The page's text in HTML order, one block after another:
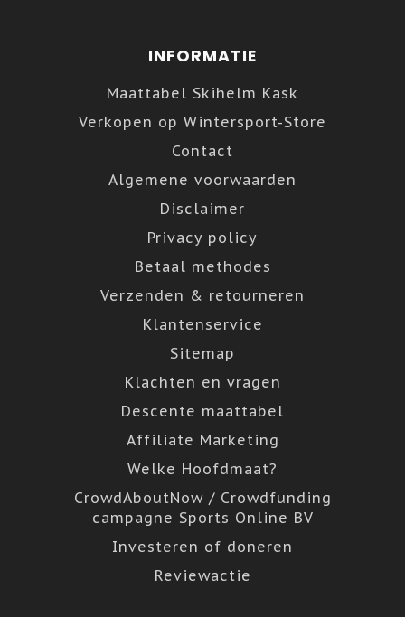
INFORMATIE
Maattabel Skihelm Kask
Verkopen op Wintersport-Store
Contact
Algemene voorwaarden
Disclaimer
Privacy policy
Betaal methodes
Verzenden & retourneren
Klantenservice
Sitemap
Klachten en vragen
Descente maattabel
Affiliate Marketing
Welke Hoofdmaat?
CrowdAboutNow / Crowdfunding
campagne Sports Online BV
Investeren of doneren
Reviewactie